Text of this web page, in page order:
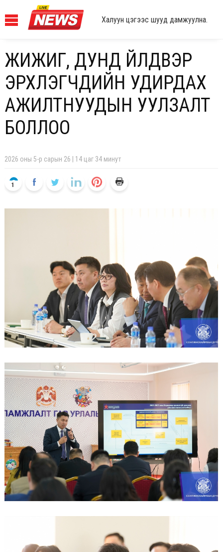
Халуун цэгээс шууд дамжуулна.
ЖИЖИГ, ДУНД ҮЙЛДВЭР
ЭРХЛЭГЧДИЙН УДИРДАХ
АЖИЛТНУУДЫН УУЛЗАЛТ
БОЛЛОО
2026 оны 5-р сарын 26 | 14 цаг 34 минут
1